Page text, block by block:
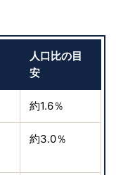
人口比の目
安
約1.6％
約3.0％